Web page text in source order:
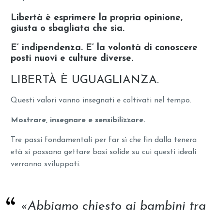
Libertà è esprimere la propria opinione,
giusta o sbagliata che sia.
E’ indipendenza. E’ la volontà di conoscere
posti nuovi e culture diverse.
LIBERTÀ È UGUAGLIANZA.
Questi valori vanno insegnati e coltivati nel tempo.
Mostrare, insegnare e sensibilizzare.
Tre passi fondamentali per far sì che fin dalla tenera
età si possano gettare basi solide su cui questi ideali
verranno sviluppati.
«Abbiamo chiesto ai bambini tra